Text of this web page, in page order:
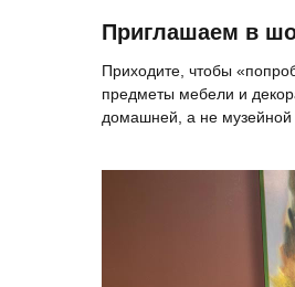
Приглашаем в
Приходите, чтобы
предметы мебели и
домашней, а не музейной